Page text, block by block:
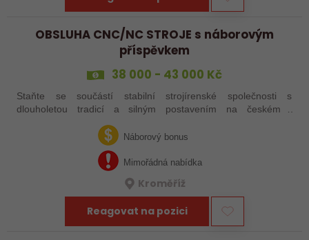
OBSLUHA CNC/NC STROJE s náborovým
příspěvkem
38 000 - 43 000 Kč
Staňte se součástí stabilní strojírenské společnosti s
dlouholetou tradicí a silným postavením na českém i
aktuálně obsazujeme více typů…
Náborový bonus
Mimořádná nabídka
Kroměříž
Reagovat na pozici